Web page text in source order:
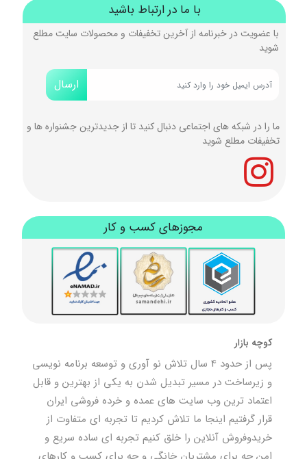
با ما در ارتباط باشید
با عضویت در خبرنامه از آخرین تخفیفات و محصولات سایت مطلع
شوید
ارسال
ما را در شبکه های اجتماعی دنبال کنید تا از جدیدترین جشنواره ها و
تخفیفات مطلع شوید
مجوزهای کسب و کار
کوچه بازار
پس از حدود 4 سال تلاش نو آوری و توسعه برنامه نویسی
و زیرساخت در مسیر تبدیل شدن به یکی از بهترین و قابل
اعتماد ترین وب سایت های عمده و خرده فروشی ایران
قرار گرفتیم اینجا ما تلاش کردیم تا تجربه ای متفاوت از
خریدوفروش آنلاین را خلق کنیم تجربه ای ساده سریع و